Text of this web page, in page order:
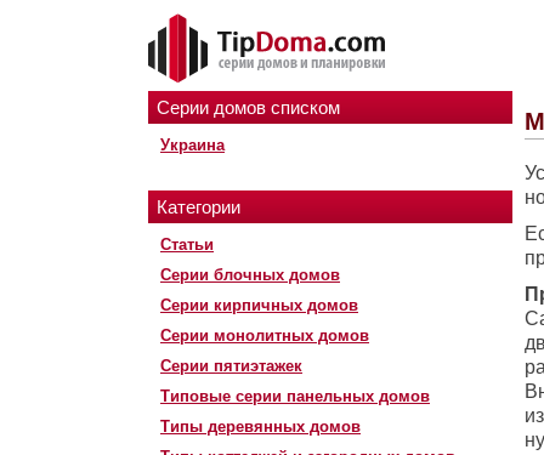
Серии домов списком
Украина
Категории
Статьи
Серии блочных домов
Серии кирпичных домов
Серии монолитных домов
Серии пятиэтажек
Типовые серии панельных домов
Типы деревянных домов